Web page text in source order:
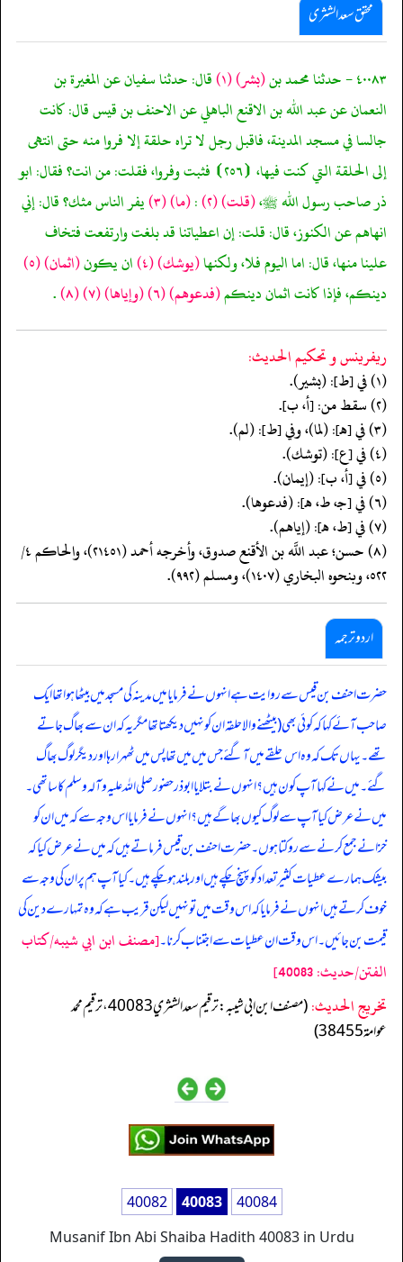
محقق سعد الشثری
٤٠٠٨٣ - حدثنا محمد بن (بشر)(١) قال: حدثنا سفيان عن المغيرة بن
النعمان عن عبد الله بن الاقنع الباهلي عن الاحنف بن قيس قال: كانت
جالسا في مسجد المدينة، فاقبل رجل لا تراه حلقة إلا فروا منه حتى انتهى
إلى الحلقة التي كنت فيها، ⦗٢٥٦⦘ فثبت وفروا، فقلت: من انت؟ فقال: ابو
ذر صاحب رسول الله ﷺ،(قلت)(٢) :(ما)(٣)
يفر الناس مثك؟ قال: إني
انهاهم عن الكنوز، قال: قلت: إن اعطياتنا قد بلغت وارتفعت فتخاف
علينا منها، قال: اما اليوم فلا، ولكنها(يوشك)(٤) ان يكون(اثمان)(٥)
دينكم، فإذا كانت اثمان دينكم(فدعوهم)(٦) (وإياها)(٧) (٨) .
ريفرينس و تحكيم الحدیث:
(١) في [ط]: (بشير).
(٢) سقط من: [أ، ب].
(٣) في [هـ]: (لما)، وفي [ط]: (لم).
(٤) في [ع]: (توشك).
(٥) في [أ، ب]: (إيمان).
(٦) في [جـ، ط، هـ]: (فدعوها).
(٧) في [ط، هـ]: (إياهم).
(٨) حسن؛ عبد اللَّه بن الأقنع صدوق، وأخرجه أحمد (٢١٤٥١)، والحاكم ٤/
٥٢٢، وبنحوه البخاري (١٤٠٧)، ومسلم (٩٩٢).
اردو ترجمہ
حضرت احنف بن قیس سے روایت ہے انہوں نے فرمایا میں مدینہ کی مسجد میں بیٹھا ہوا تھا ایک
صاحب آئے کہا کہ کوئی بھی (بیٹھنے والاحلقہ ان کو نہیں دیکھتا تھا مگر یہ کہ ان سے بھاگ جاتے
تھے۔ یہاں تک کہ وہ اس حلقے میں آگئے جس میں میں تھا پس میں ٹھہرا رہا اور دیگر لوگ بھاگ
گئے۔ میں نے کہا آپ کون ہیں؟ انہوں نے بتلایا ابو ذر حضور صلی اللہ علیہ وآلہ وسلم کا ساتھی۔
میں نے عرض کیا آپ سے لوگ کیوں بھاگے ہیں؟ انہوں نے فرمایا اس وجہ سے کہ میں ان کو
خزانے جمع کرنے سے روکتا ہوں۔ حضرت احنف بن قیس فرماتے ہیں کہ میں نے عرض کیا کہ
بیشک ہمارے عطیات کثیر تعداد کو پہنچ چکے ہیں اور بلند ہوچکے ہیں۔ کیا آپ ہم پر ان کی وجہ سے
خوف کرتے ہیں انہوں نے فرمایا کہ اس وقت میں تو نہیں لیکن قریب ہے کہ وہ تمہارے دین کی
قیمت بن جائیں۔ اس وقت ان عطیات سے اجتناب کرنا۔[مصنف ابن ابي شيبه/كتاب
الفتن/حدیث: 40083]
تخریج الحدیث:
(مصنف ابن ابي شيبه: ترقيم سعد الشثري 40083، ترقيم محمد
عوامة 38455)
40082 40083
40084
Musanif Ibn Abi Shaiba Hadith 40083 in Urdu